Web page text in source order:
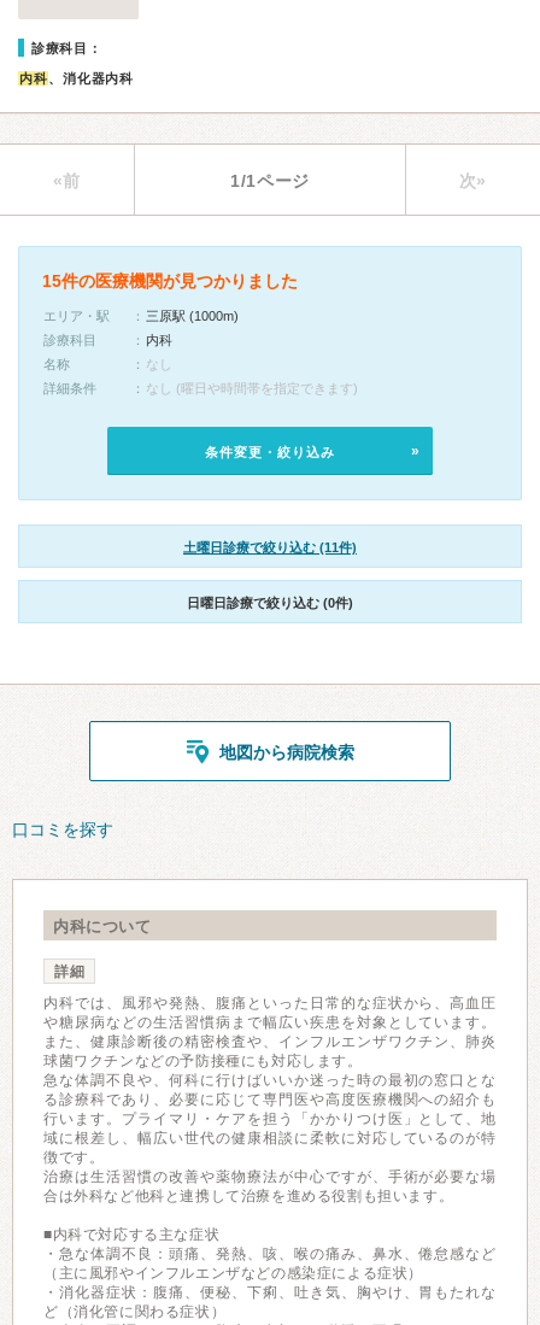
診療科目：
内科、消化器内科
«前 1/1ページ 次»
15件の医療機関が見つかりました
エリア・駅
三原駅 (1000m)
診療科目
内科
名称
なし
詳細条件
なし (曜日や時間帯を指定できます)
条件変更・絞り込み
土曜日診療で絞り込む (11件)
日曜日診療で絞り込む (0件)
地図から病院検索
口コミを探す
内科について
詳細
内科では、風邪や発熱、腹痛といった日常的な症状から、高血圧
や糖尿病などの生活習慣病まで幅広い疾患を対象としています。
また、健康診断後の精密検査や、インフルエンザワクチン、肺炎
球菌ワクチンなどの予防接種にも対応します。
急な体調不良や、何科に行けばいいか迷った時の最初の窓口とな
る診療科であり、必要に応じて専門医や高度医療機関への紹介も
行います。プライマリ・ケアを担う「かかりつけ医」として、地
域に根差し、幅広い世代の健康相談に柔軟に対応しているのが特
徴です。
治療は生活習慣の改善や薬物療法が中心ですが、手術が必要な場
合は外科など他科と連携して治療を進める役割も担います。
■内科で対応する主な症状
・急な体調不良：頭痛、発熱、咳、喉の痛み、鼻水、倦怠感など
（主に風邪やインフルエンザなどの感染症による症状）
・消化器症状：腹痛、便秘、下痢、吐き気、胸やけ、胃もたれな
ど（消化管に関わる症状）